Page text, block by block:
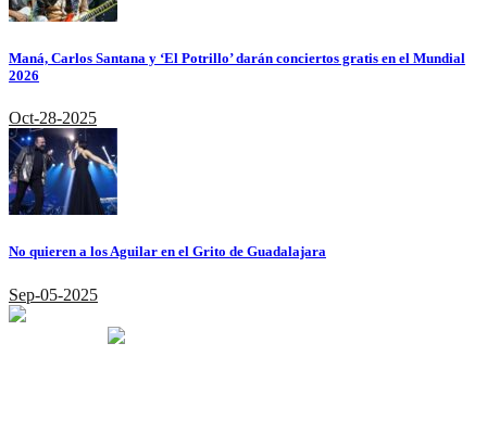
Maná, Carlos Santana y ‘El Potrillo’ darán conciertos gratis en el Mundial
2026
Oct-28-2025
No quieren a los Aguilar en el Grito de Guadalajara
Sep-05-2025